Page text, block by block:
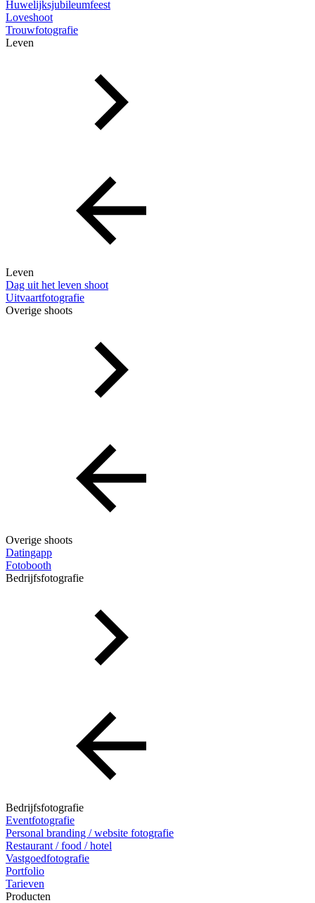
Huwelijksjubileumfeest
Loveshoot
Trouwfotografie
Leven
Leven
Dag uit het leven shoot
Uitvaartfotografie
Overige shoots
Overige shoots
Datingapp
Fotobooth
Bedrijfsfotografie
Bedrijfsfotografie
Eventfotografie
Personal branding / website fotografie
Restaurant / food / hotel
Vastgoedfotografie
Portfolio
Tarieven
Producten